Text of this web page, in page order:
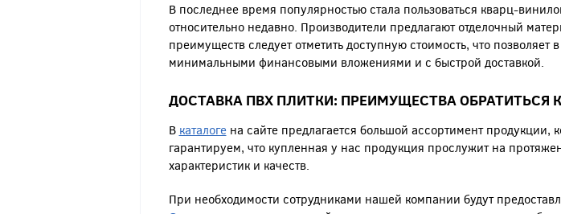
В последнее время популярностью стала пользоваться кварц-
относительно недавно. Производители предлагают отделочный
преимуществ следует отметить доступную стоимость, что
минимальными финансовыми вложениями и с быстрой доставкой.
ДОСТАВКА ПВХ ПЛИТКИ: ПРЕИМУЩЕСТВА ОБРАТИТЬСЯ
В каталогена сайте предлагается большой ассортимент продукции,
гарантируем, что купленная у нас продукция прослужит на
характеристик и качеств.
При необходимости сотрудниками нашей компании будут